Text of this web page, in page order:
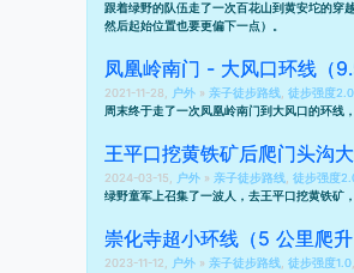
跟着绿野的队伍走了一次百花山到黄安坨的穿
然后起始位置也要更偏下一点）。
凤凰岭南门 - 大风口环线（
2021-11-28,
户外 » 亲子徒步路线 徒步强度2.0
周末终于走了一次凤凰岭南门到大风口的环线
王平口挖黄铁矿后爬门头沟
2024-03-15,
户外 » 亲子徒步路线 徒步强度
绿野童军上召集了一波人，去王平口挖黄铁矿
崇化寺超小环线（5 公里爬升
2023-11-12,
户外 » 亲子徒步路线 徒步强度1.0